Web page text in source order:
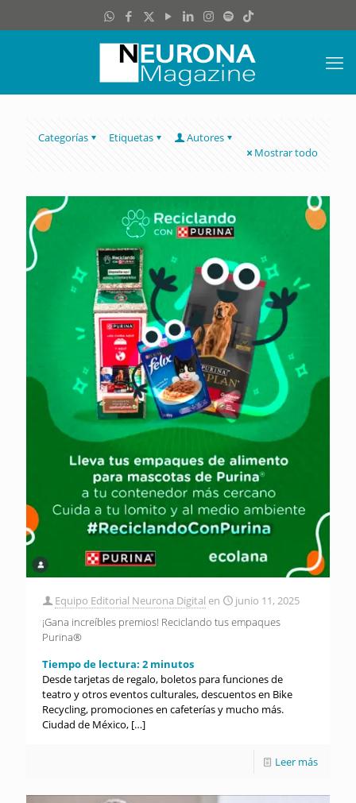
Categorías Etiquetas
Autores
Mostrar todo
Equipo Editorial Neurona Digital en
junio 11, 2025
¡Gana increíbles premios! Reciclando tus empaques
Purina®
Tiempo de lectura: 2 minutos
Desde tarjetas de regalo, boletos para funciones de
teatro y otros eventos culturales, descuentos en Bike
Recycling, promociones en cafeterías y mucho más.
Ciudad de México, […]
Leer más